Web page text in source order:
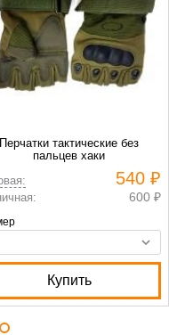
Перчатки тактические без
пальцев хаки
540 ₽
600 ₽
Купить